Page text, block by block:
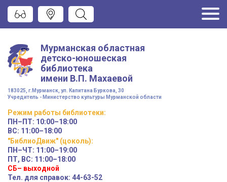
Мурманская областная
детско-юношеская
библиотека
имени В.П. Махаевой
183025, г.Мурманск, ул. Капитана Буркова, 30
Учредитель - Министерство культуры Мурманской области
Режим работы библиотеки:
ПН–ПТ: 10:00–18:00
ВС: 11:00–18:00
"БиблиоДвиж" (цоколь):
ПН–ЧТ: 11:00–19:00
ПТ, ВС: 11:00–18:00
СБ– выходной
Тел. для справок: 44-63-52